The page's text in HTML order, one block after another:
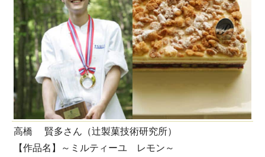
高橋 賢多さん（辻製菓技術研究所）
【作品名】～ミルティーユ レモン～